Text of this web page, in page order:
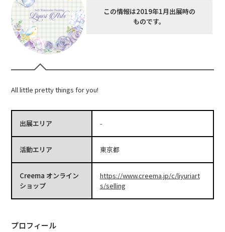
この情報は2019年1月出展時の
ものです。
All little pretty things for you!
出展エリア -
活動エリア 東京都
Creema オンライン
ショップ
https://www.creema.jp/c/liyuriart
s/selling
プロフィール